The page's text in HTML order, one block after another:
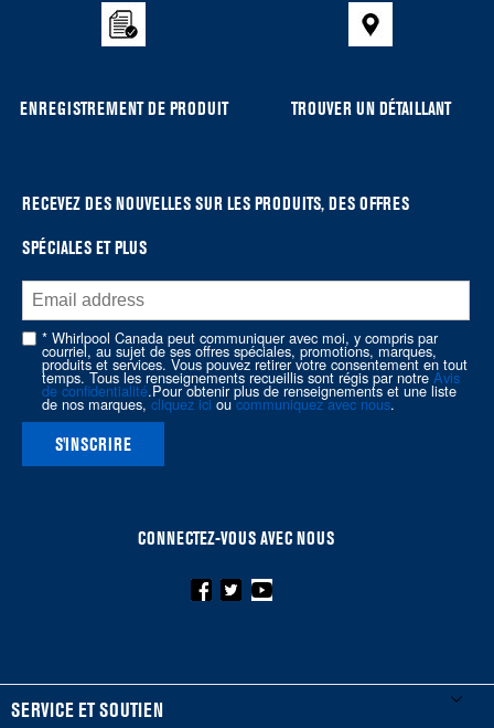
find
the
this
page
ENREGISTREMENT DE PRODUIT TROUVER UN DÉTAILLANT
RECEVEZ DES NOUVELLES SUR LES PRODUITS, DES OFFRES
SPÉCIALES ET PLUS
* Whirlpool Canada peut communiquer avec moi, y compris par
courriel, au sujet de ses offres spéciales, promotions, marques,
produits et services. Vous pouvez retirer votre consentement en tout
temps. Tous les renseignements recueillis sont régis par notre Avis
de confidentialité.Pour obtenir plus de renseignements et une liste
de nos marques, cliquez ici oucommuniquez avec nous.
S'INSCRIRE
CONNECTEZ-VOUS AVEC NOUS
FOOTER
SERVICE ET SOUTIEN